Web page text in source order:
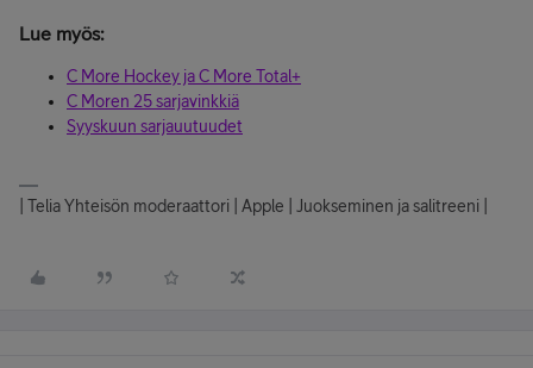
Lue myös:
C More Hockey ja C More Total+
C Moren 25 sarjavinkkiä
Syyskuun sarjauutuudet
| Telia Yhteisön moderaattori | Apple | Juokseminen ja salitreeni |